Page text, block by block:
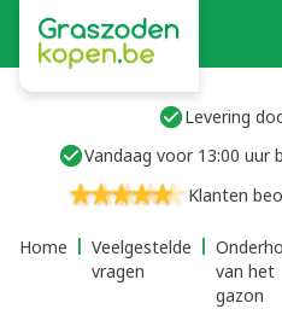
Levering
Vandaag voor 13:00 uur
Klanten
Home
Veelgestelde
vragen
van het
gazon